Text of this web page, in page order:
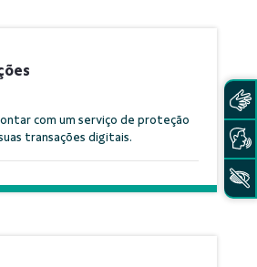
com um serviço de proteção
transações digitais.